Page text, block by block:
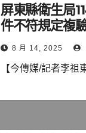
屏東縣衛生局
件不符規定複
8 月 14, 2025
【今傳媒/記者李祖